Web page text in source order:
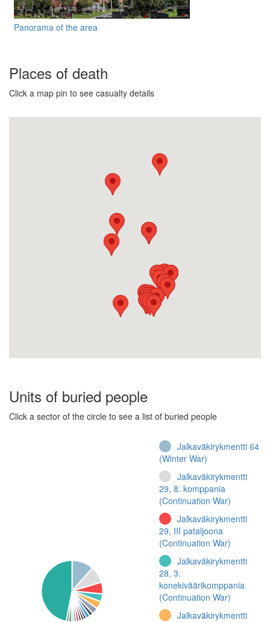
Panorama of the area
Places of death
Click a map pin to see casualty details
Units of buried people
Click a sector of the circle to see a list of buried people
Jalkaväkirykmentti 64
(Winter War)
Jalkaväkirykmentti
29, 8. komppania
(Continuation War)
Jalkaväkirykmentti
29, III pataljoona
(Continuation War)
Jalkaväkirykmentti
28, 3.
konekiväärikomppania
(Continuation War)
Jalkaväkirykmentti